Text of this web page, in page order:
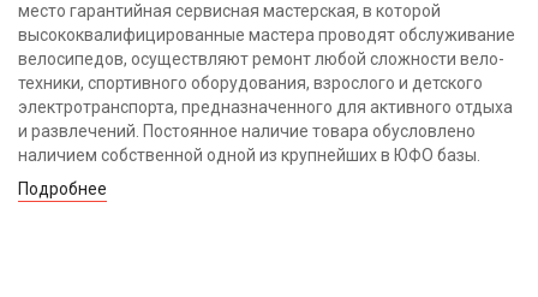
место гарантийная сервисная мастерская, в которой
высококвалифицированные мастера проводят обслуживание
велосипедов, осуществляют ремонт любой сложности вело-
техники, спортивного оборудования, взрослого и детского
электротранспорта, предназначенного для активного отдыха
и развлечений. Постоянное наличие товара обусловлено
наличием собственной одной из крупнейших в ЮФО базы.
Подробнее